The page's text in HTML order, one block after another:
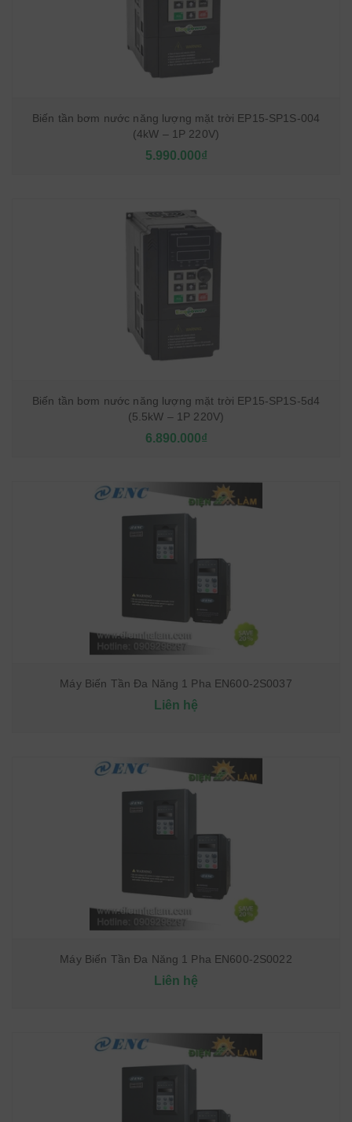
Biến tần bơm nước năng lượng mặt trời EP15-SP1S-004
(4kW – 1P 220V)
5.990.000₫
Biến tần bơm nước năng lượng mặt trời EP15-SP1S-5d4
(5.5kW – 1P 220V)
6.890.000₫
Máy Biến Tần Đa Năng 1 Pha EN600-2S0037
Liên hệ
Máy Biến Tần Đa Năng 1 Pha EN600-2S0022
Liên hệ